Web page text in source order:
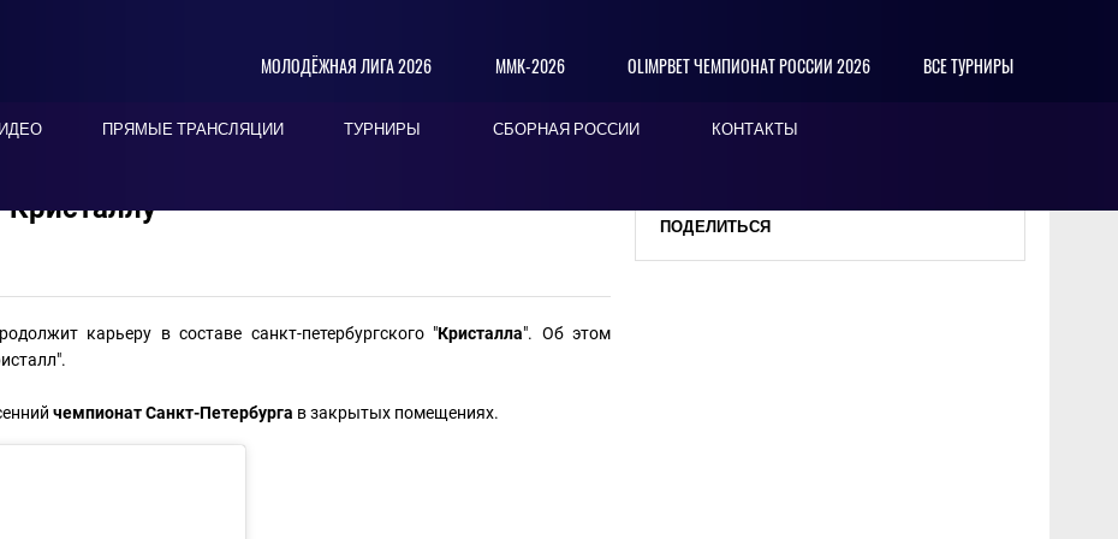
МОЛОДЁЖНАЯ ЛИГА 2026 ММК-2026 OLIMPBET ЧЕМПИОНАТ РОССИИ 2026 ВСЕ ТУРНИРЫ
ПРЯМЫЕ ТРАНСЛЯЦИИ ТУРНИРЫ СБОРНАЯ РОССИИ КОНТАКТЫ
карьеру в составе санкт-петербургского "Кристалла". Об этом
чемпионат Санкт-Петербурга в закрытых помещениях.
ПОДЕЛИТЬСЯ